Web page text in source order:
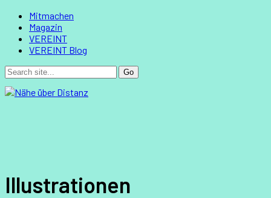
Mitmachen
Magazin
VEREINT
VEREINT Blog
Illustrationen